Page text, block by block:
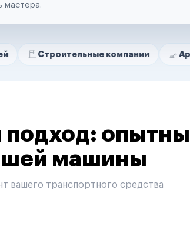
мастера.
компании Аренда
машины
вашего транспортного средства